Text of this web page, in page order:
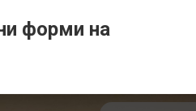
форми на